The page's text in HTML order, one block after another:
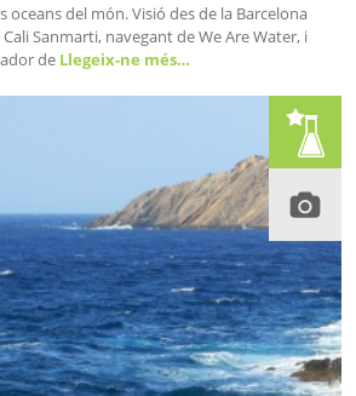
oceans del món. Visió des de la Barcelona
Cali Sanmarti, navegant de We Are Water, i
de Llegeix-ne més…